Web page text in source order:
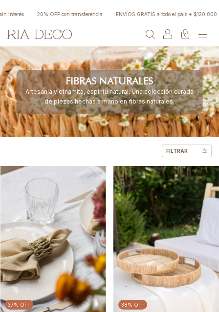
20% OFF con transferencia ENVÍOS GRATIS a todo el país + $120.000
0
FIBRAS NATURALES
Artesanía vietnamita, espíritu natural. Una colección curada
de piezas hechas a mano en fibras naturales.
FILTRAR
37% OFF 38% OFF